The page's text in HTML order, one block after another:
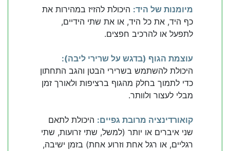
מיומנות של היד: היכולת להזיז במהירות את
כף היד, את כל היד, או את שתי הידיים,
לתפעל או להרכיב חפצים.
עוצמת הגוף (בדגש על שרירי ליבה):
היכולת להשתמש בשרירי הבטן והגב התחתון
כדי לתמוך בחלק מהגוף ברציפות ולאורך זמן
מבלי לעצור ולוותר.
קואורדינציה מרובת גפיים: היכולת לתאם
שני איברים או יותר (למשל, שתי זרועות, שתי
רגליים, או רגל אחת וזרוע אחת) בזמן ישיבה,